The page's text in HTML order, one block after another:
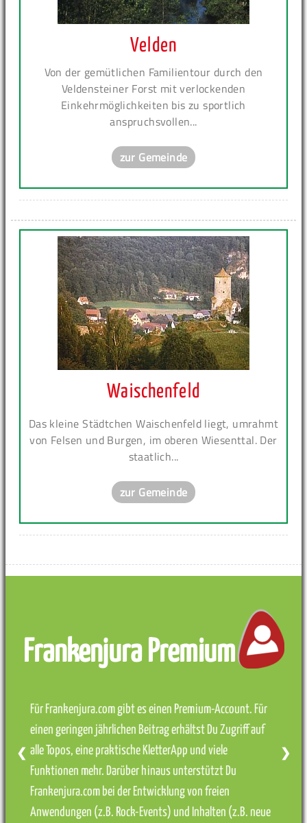
Velden
Von der gemütlichen Familientour durch den
Veldensteiner Forst mit verlockenden
Einkehrmöglichkeiten bis zu sportlich
anspruchsvollen...
zur Gemeinde
Waischenfeld
Das kleine Städtchen Waischenfeld liegt, umrahmt
von Felsen und Burgen, im oberen Wiesenttal. Der
staatlich...
zur Gemeinde
Frankenjura Premium
Für Frankenjura.com gibt es einen Premium-Account. Für
einen geringen jährlichen Beitrag erhältst Du Zugriff auf
alle Topos, eine praktische KletterApp und viele
Funktionen mehr. Darüber hinaus unterstützt Du
Frankenjura.com bei der Entwicklung von freien
Anwendungen (z.B. Rock-Events) und Inhalten (z.B. neue
❮ ❯